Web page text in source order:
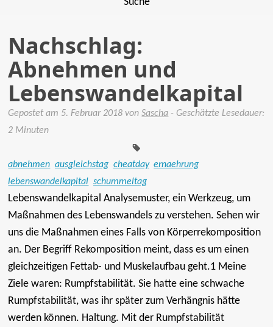
Nachschlag:
Abnehmen und
Lebenswandelkapital
Gepostet am 5. Februar 2018vonSascha - Geschätzte Lesedauer:
2 MinutenTags:
abnehmen ausgleichstag cheatday ernaehrung
lebenswandelkapital schummeltag
Lebenswandelkapital Analysemuster, ein Werkzeug, um
Maßnahmen des Lebenswandels zu verstehen. Sehen wir
uns die Maßnahmen eines Falls von Körperrekomposition
an. Der Begriff Rekomposition meint, dass es um einen
gleichzeitigen Fettab- und Muskelaufbau geht.1 Meine
Ziele waren: Rumpfstabilität. Sie hatte eine schwache
Rumpfstabilität, was ihr später zum Verhängnis hätte
werden können. Haltung. Mit der Rumpfstabilität